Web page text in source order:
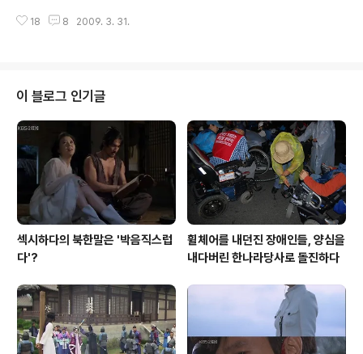
오면 입에 침이 마르는 줄 몰랐다. “주말엔 쉬어야지요. 우
기서 회원인 초석님을 만나 함께 차를 타고 태백으로 향할
들자 오른편으로 드넓은 모래사장을 적시며 흐르는 강줄기
가 보인다. 바로 낙동강이다. 감동이 밀려온다. 아, 언제쯤
이면 우리는 이곳에 다다를 수 있을까. 구미종합터미널에
도착하니 아직 두 시간이나 남았다. 먼저 육개장으로 허기
진 창자부터 달랬다. 그러고도 한 시간 반이 남았다. 어떻게
시간을 보내지? 생각하다 터미널..
18 8 2009. 3. 31.
이 블로그 인기글
섹시하다의 북한말은 '박음직스럽
다'?
휠체어를 내던진 장애인들, 양심을
내다버린 한나라당사로 돌진하다